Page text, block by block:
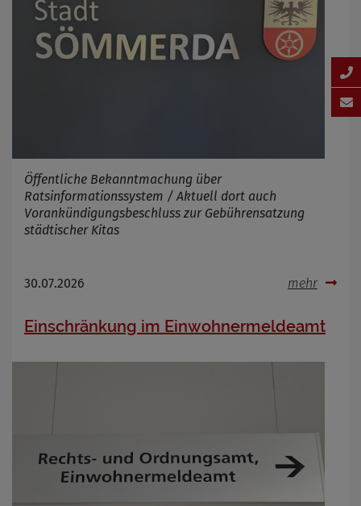
Öffentliche Bekanntmachung über
Ratsinformationssystem / Aktuell dort auch
Vorankündigungsbeschluss zur Gebührensatzung
städtischer Kitas
30.07.2026 mehr
Einschränkung im Einwohnermeldeamt